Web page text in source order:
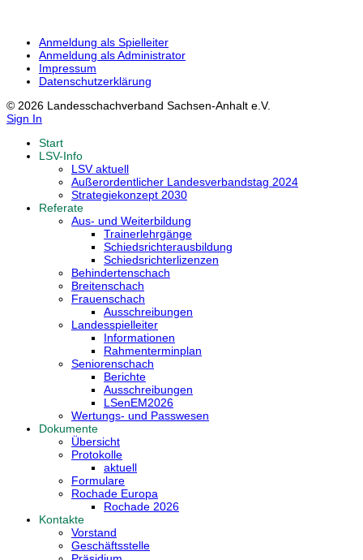
Anmeldung als Spielleiter
Anmeldung als Administrator
Impressum
Datenschutzerklärung
© 2026 Landesschachverband Sachsen-Anhalt e.V.
Sign In
Start
LSV-Info
LSV aktuell
Außerordentlicher Landesverbandstag 2024
Strategiekonzept 2030
Referate
Aus- und Weiterbildung
Trainerlehrgänge
Schiedsrichterausbildung
Schiedsrichterlizenzen
Behindertenschach
Breitenschach
Frauenschach
Ausschreibungen
Landesspielleiter
Informationen
Rahmenterminplan
Seniorenschach
Berichte
Ausschreibungen
LSenEM2026
Wertungs- und Passwesen
Dokumente
Übersicht
Protokolle
aktuell
Formulare
Rochade Europa
Rochade 2026
Kontakte
Vorstand
Geschäftsstelle